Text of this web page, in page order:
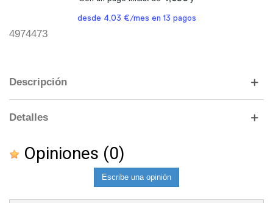
4974473
Descripción
Detalles
Opiniones (0)
Escribe una opinión